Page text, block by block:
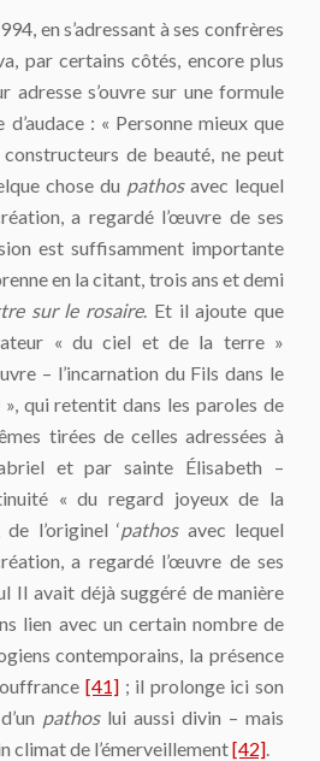
en s’adressant à ses confrères
par certains côtés, encore plus
adresse s’ouvre sur une formule
: « Personne mieux que
de beauté, ne peut
chose du pathosavec lequel
a regardé l’œuvre de ses
est suffisamment importante
en la citant, trois ans et demi
sur le rosaire. Et il ajoute que
« du ciel et de la terre »
– l’incarnation du Fils dans le
qui retentit dans les paroles de
tirées de celles adressées à
et par sainte Élisabeth –
« du regard joyeux de la
l’originel ‘pathos avec lequel
a regardé l’œuvre de ses
II avait déjà suggéré de manière
lien avec un certain nombre de
contemporains, la présence
[41] ; il prolonge ici son
pathoslui aussi divin – mais
climat de l’émerveillement[42].